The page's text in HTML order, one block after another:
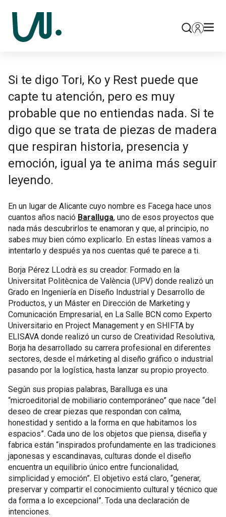
Si te digo Tori, Ko y Rest puede que
capte tu atención, pero es muy
probable que no entiendas nada. Si te
digo que se trata de piezas de madera
que respiran historia, presencia y
emoción, igual ya te anima más seguir
leyendo.
En un lugar de Alicante cuyo nombre es Facega hace unos
cuantos años nació Baralluga, uno de esos proyectos que
nada más descubrirlos te enamoran y que, al principio, no
sabes muy bien cómo explicarlo. En estas líneas vamos a
intentarlo y después ya nos cuentas qué te parece a ti.
Borja Pérez LLodrà es su creador. Formado en la
Universitat Politècnica de València (UPV) donde realizó un
Grado en Ingeniería en Diseño Industrial y Desarrollo de
Productos, y un Máster en Dirección de Marketing y
Comunicación Empresarial, en La Salle BCN como Experto
Universitario en Project Management y en SHIFTA by
ELISAVA donde realizó un curso de Creatividad Resolutiva,
Borja ha desarrollado su carrera profesional en diferentes
sectores, desde el márketing al diseño gráfico o industrial
pasando por la logística, hasta lanzar su propio proyecto.
Según sus propias palabras, Baralluga es una
“microeditorial de mobiliario contemporáneo” que nace “del
deseo de crear piezas que respondan con calma,
honestidad y sentido a la forma en que habitamos los
espacios”. Cada uno de los objetos que piensa, diseña y
fabrica están “inspirados profundamente en las tradiciones
japonesas y escandinavas, culturas donde el diseño
encuentra un equilibrio único entre funcionalidad,
simplicidad y emoción”. El objetivo está claro, “generar,
preservar y compartir el conocimiento cultural y técnico que
da forma a lo excepcional”. Toda una declaración de
intenciones.